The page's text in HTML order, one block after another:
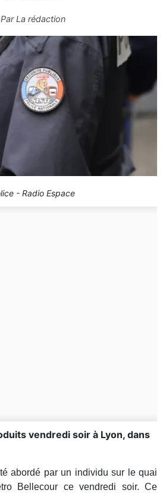
ParLa rédaction
- Radio Espace
vendredi soir à Lyon, dans
abordé par un individu sur le quai
Bellecour ce vendredi soir. Ce